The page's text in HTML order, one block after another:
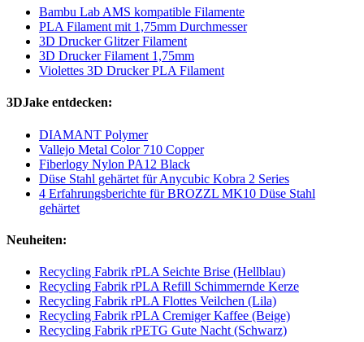
Bambu Lab AMS kompatible Filamente
PLA Filament mit 1,75mm Durchmesser
3D Drucker Glitzer Filament
3D Drucker Filament 1,75mm
Violettes 3D Drucker PLA Filament
3DJake entdecken:
DIAMANT Polymer
Vallejo Metal Color 710 Copper
Fiberlogy Nylon PA12 Black
Düse Stahl gehärtet für Anycubic Kobra 2 Series
4 Erfahrungsberichte für BROZZL MK10 Düse Stahl
gehärtet
Neuheiten:
Recycling Fabrik rPLA Seichte Brise (Hellblau)
Recycling Fabrik rPLA Refill Schimmernde Kerze
Recycling Fabrik rPLA Flottes Veilchen (Lila)
Recycling Fabrik rPLA Cremiger Kaffee (Beige)
Recycling Fabrik rPETG Gute Nacht (Schwarz)